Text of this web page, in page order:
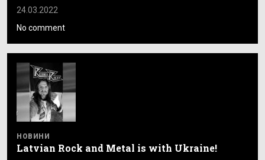
24.03.2022
No comment
НОВИНИ
Latvian Rock and Metal is with Ukraine!